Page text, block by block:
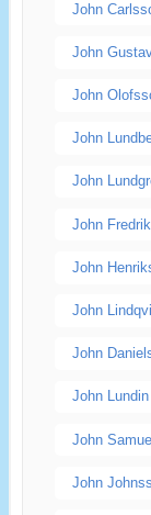
John
John
John
John
John
John
John
John
John
John Lundin
John
John